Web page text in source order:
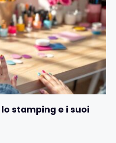
stamping e i suoi